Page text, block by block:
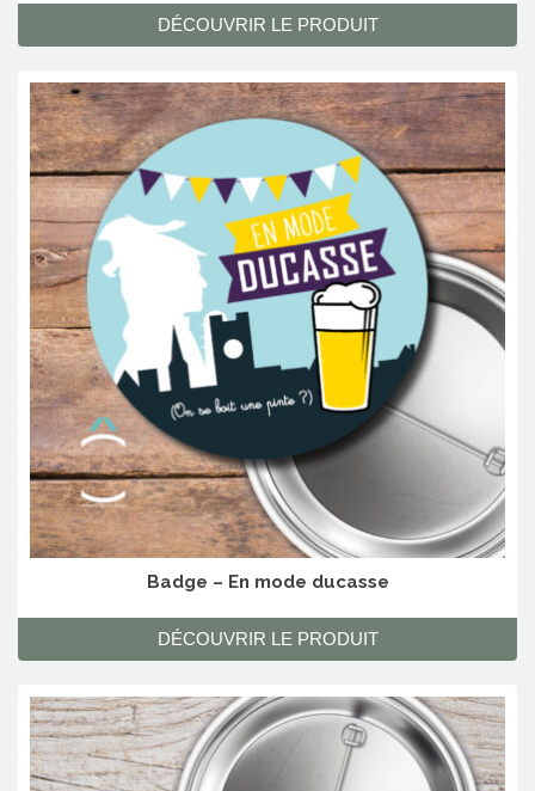
DÉCOUVRIR LE PRODUIT
Badge – En mode ducasse
DÉCOUVRIR LE PRODUIT